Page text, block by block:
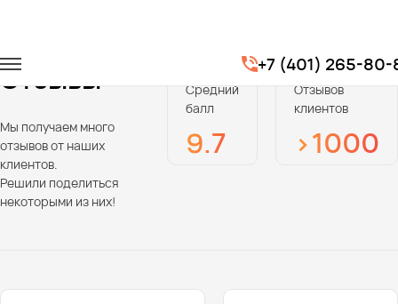
+7 (401) 265-80-
Отзывы
Мы получаем много
отзывов от наших
клиентов.
Решили поделиться
некоторыми из них!
Средний
балл
9.7
Отзывов
клиентов
>1000